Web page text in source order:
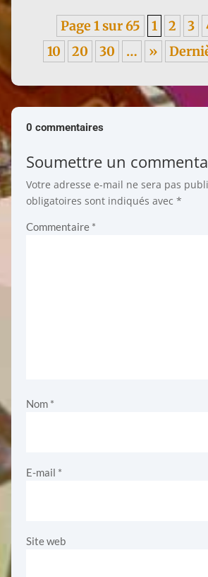
Page 1 sur 65 1 2 3
10
20 30 … »
0 commentaires
Soumettre un
Votre adresse e-mail ne sera pas
obligatoires sont indiqués avec *
Commentaire *
Nom *
E-mail *
Site web